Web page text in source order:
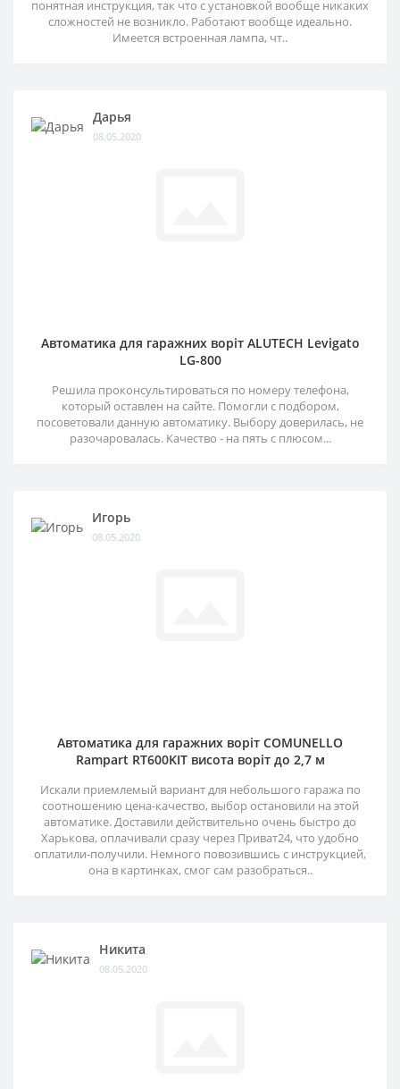
понятная инструкция, так что с установкой вообще никаких
сложностей не возникло. Работают вообще идеально.
Имеется встроенная лампа, чт..
Дарья
08.05.2020
Автоматика для гаражних воріт ALUTECH Levigato
LG-800
Решила проконсультироваться по номеру телефона,
который оставлен на сайте. Помогли с подбором,
посоветовали данную автоматику. Выбору доверилась, не
разочаровалась. Качество - на пять с плюсом...
Игорь
08.05.2020
Автоматика для гаражних воріт COMUNELLO
Rampart RT600KIT висота воріт до 2,7 м
Искали приемлемый вариант для небольшого гаража по
соотношению цена-качество, выбор остановили на этой
автоматике. Доставили действительно очень быстро до
Харькова, оплачивали сразу через Приват24, что удобно
оплатили-получили. Немного повозившись с инструкцией,
она в картинках, смог сам разобраться..
Никита
08.05.2020